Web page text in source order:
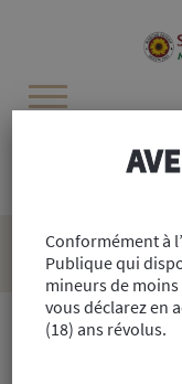
Accueil>Alimentaire>
Distiloire Bio 70cl
Conformément à
Publique qui
mineurs de
vous déclarez en
(18) ans révolus.